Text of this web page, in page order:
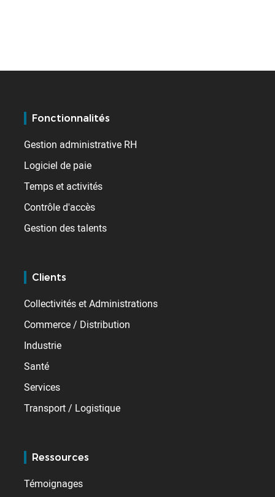
Fonctionnalités
Gestion administrative RH
Logiciel de paie
Temps et activités
Contrôle d'accès
Gestion des talents
Clients
Collectivités et Administrations
Commerce / Distribution
Industrie
Santé
Services
Transport / Logistique
Ressources
Témoignages